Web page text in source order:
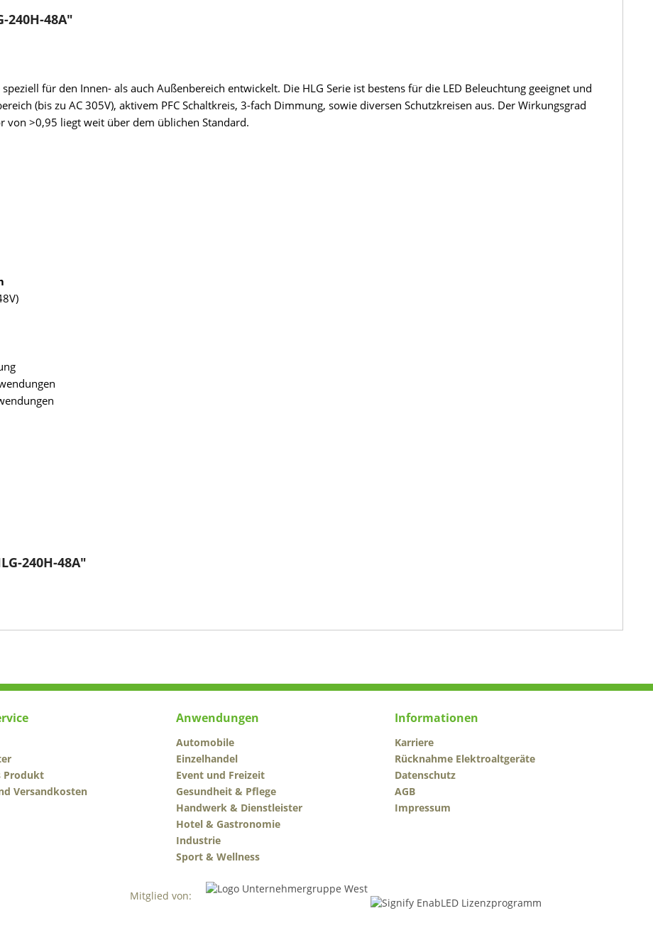
48A"
für den Innen- als auch Außenbereich entwickelt. Die HLG Serie ist bestens für die LED Beleuchtung geeignet und
(bis zu AC 305V), aktivem PFC Schaltkreis, 3-fach Dimmung, sowie diversen Schutzkreisen aus. Der Wirkungsgrad
von >0,95 liegt weit über dem üblichen Standard.
240H-48A"
Produkt
Versandkosten
Anwendungen
Automobile
Einzelhandel
Event und Freizeit
Gesundheit & Pflege
Handwerk & Dienstleister
Hotel & Gastronomie
Industrie
Sport & Wellness
Informationen
Karriere
Rücknahme Elektroaltgeräte
Datenschutz
AGB
Impressum
Mitglied von: